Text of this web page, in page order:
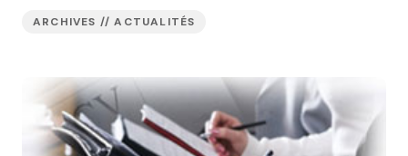
ARCHIVES // ACTUALITÉS